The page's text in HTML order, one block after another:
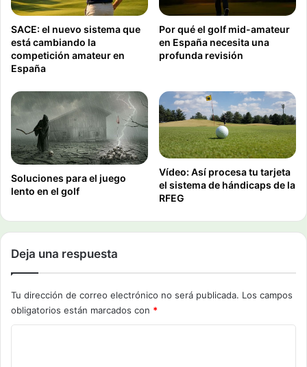
SACE: el nuevo sistema que
está cambiando la
competición amateur en
España
Por qué el golf mid-amateur
en España necesita una
profunda revisión
Soluciones para el juego
lento en el golf
Vídeo: Así procesa tu tarjeta
el sistema de hándicaps de la
RFEG
Deja una respuesta
Tu dirección de correo electrónico no será publicada. Los campos
obligatorios están marcados con *